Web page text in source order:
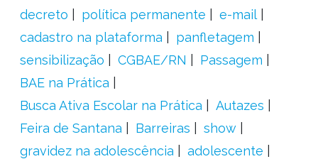
decreto
política permanente
e-mail
cadastro na plataforma
panfletagem
sensibilização
CGBAE/RN
Passagem
BAE na Prática
Busca Ativa Escolar na Prática
Autazes
Feira de Santana
Barreiras
show
gravidez na adolescência
adolescente